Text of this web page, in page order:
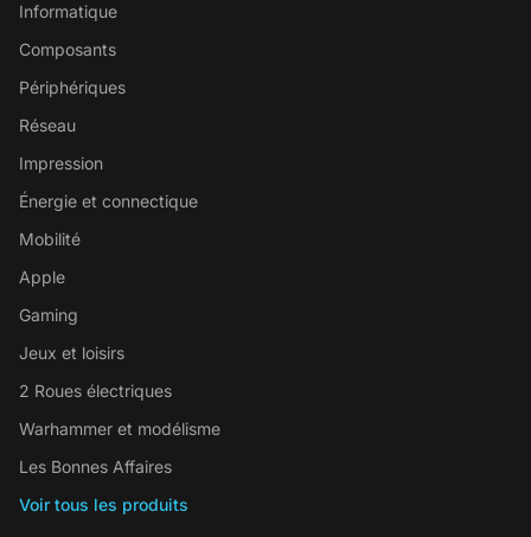
Informatique
Composants
Périphériques
Réseau
Impression
Énergie et connectique
Mobilité
Apple
Gaming
Jeux et loisirs
2 Roues électriques
Warhammer et modélisme
Les Bonnes Affaires
Voir tous les produits